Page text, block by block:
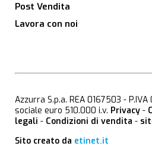
Post Vendita
Lavora con noi
Azzurra S.p.a. REA 0167503 -
sociale euro 510.000 i.v. Privacy -
legali - Condizioni di vendita -
Sito creato da etinet.it